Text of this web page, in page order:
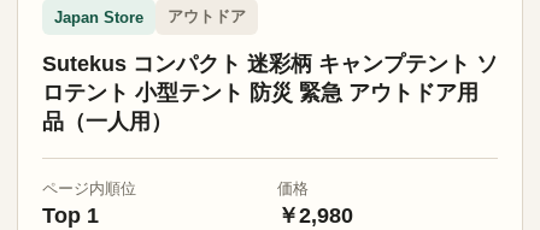
Japan Store アウトドア
Sutekus コンパクト 迷彩柄 キャンプテント ソ
ロテント 小型テント 防災 緊急 アウトドア用
品（一人用）
ページ内順位
Top 1
価格
￥2,980